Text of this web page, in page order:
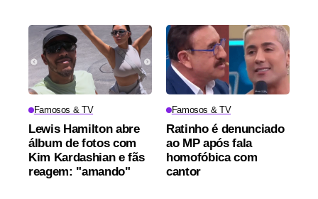
Famosos & TV
Lewis Hamilton abre
álbum de fotos com
Kim Kardashian e fãs
reagem: "amando"
Famosos & TV
Ratinho é denunciado
ao MP após fala
homofóbica com
cantor